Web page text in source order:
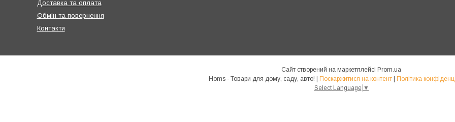
Доставка та оплата
Обмін та повернення
Контакти
Сайт створений на маркетплейсі Prom.ua
Homs - Товари для дому, саду, авто! | Поскаржитися на контент | Політика
Select Language ▼